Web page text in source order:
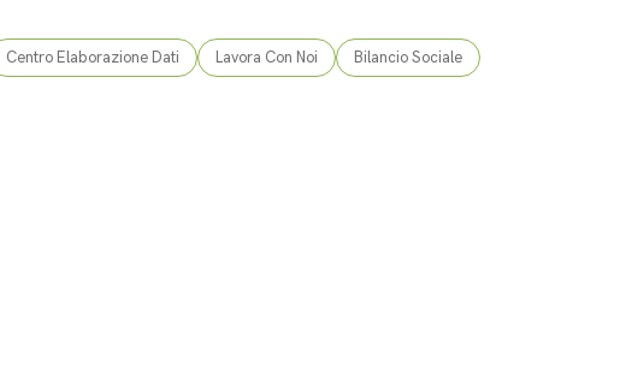
Centro Elaborazione Dati Lavora Con Noi Bilancio Sociale